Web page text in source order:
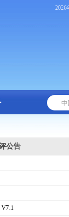
2026
公告
V7.1